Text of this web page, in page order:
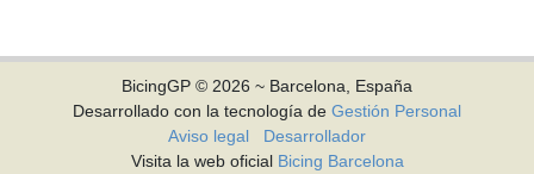
BicingGP © 2026 ~ Barcelona, España
Desarrollado con la tecnología de Gestión Personal
Aviso legal
Desarrollador
Visita la web oficial Bicing Barcelona